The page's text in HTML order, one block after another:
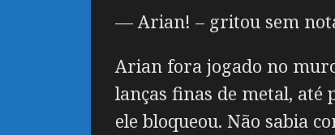
— Arian! – gritou sem
Arian fora jogado no
lanças finas de metal, até
ele bloqueou. Não sabia